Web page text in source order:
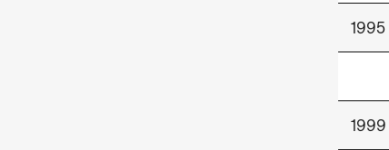
1995
1999